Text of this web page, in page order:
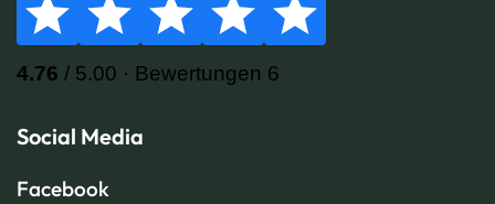
Social Media
Facebook